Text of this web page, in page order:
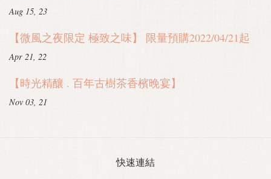
Aug 15, 23
【微風之夜限定 極致之味】 限量預購2022/04/21起
Apr 21, 22
【時光精釀 . 百年古樹茶香檳晚宴】
Nov 03, 21
快速連結